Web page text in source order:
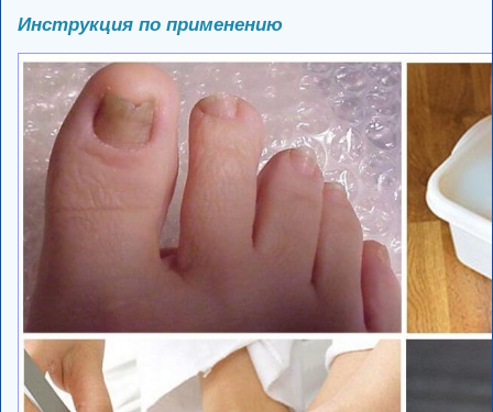
Инструкция по применению